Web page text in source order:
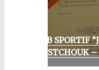
CLUB SPORTIF
ROUSTCHOUK